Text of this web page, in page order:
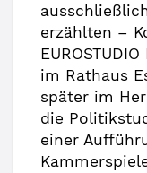
erzählten –
im Rathaus
später im
die
einer